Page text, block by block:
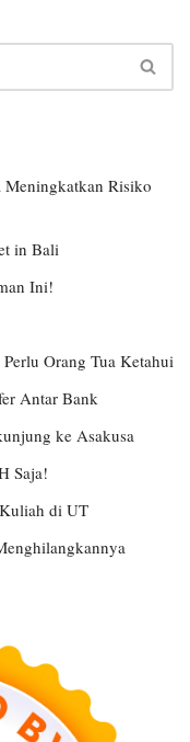
Meningkatkan Risiko
in Bali
Ini!
Orang Tua Ketahui
Antar Bank
ke Asakusa
Saja!
di UT